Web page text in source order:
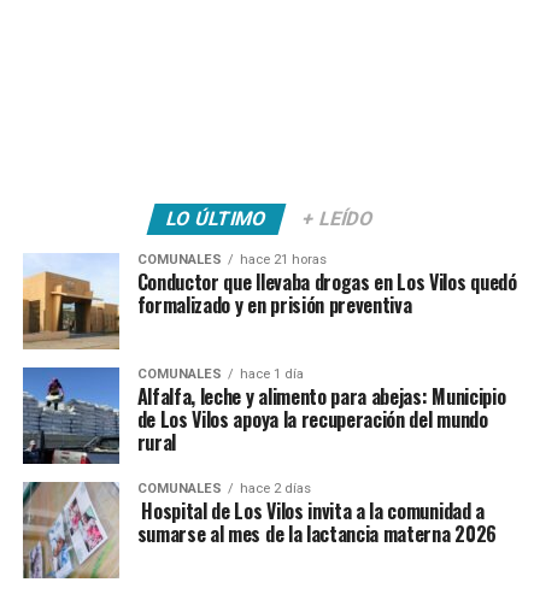
LO ÚLTIMO + LEÍDO
COMUNALES hace 21 horas
Conductor que llevaba drogas en Los Vilos quedó
formalizado y en prisión preventiva
COMUNALES hace 1 día
Alfalfa, leche y alimento para abejas: Municipio
de Los Vilos apoya la recuperación del mundo
rural
COMUNALES hace 2 días
Hospital de Los Vilos invita a la comunidad a
sumarse al mes de la lactancia materna 2026